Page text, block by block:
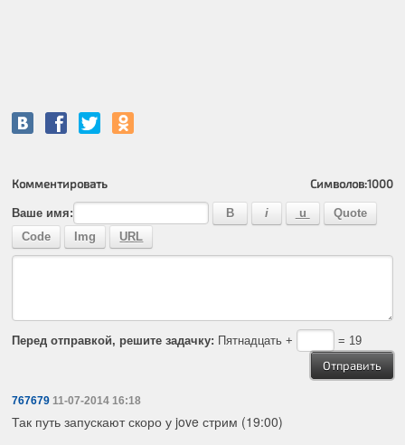
Комментировать Символов:1000
Ваше имя:
Перед отправкой, решите задачку: Пятнадцать + = 19
767679 11-07-2014 16:18
Так путь запускают скоро у jove стрим (19:00)